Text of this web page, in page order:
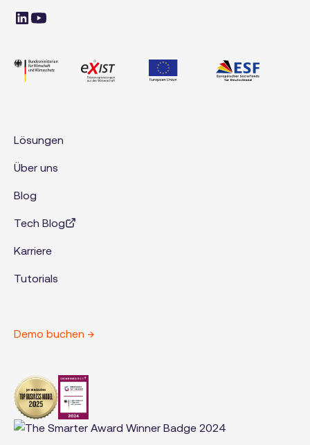
Lösungen
Über uns
Blog
Tech Blog
Karriere
Tutorials
Demo buchen →